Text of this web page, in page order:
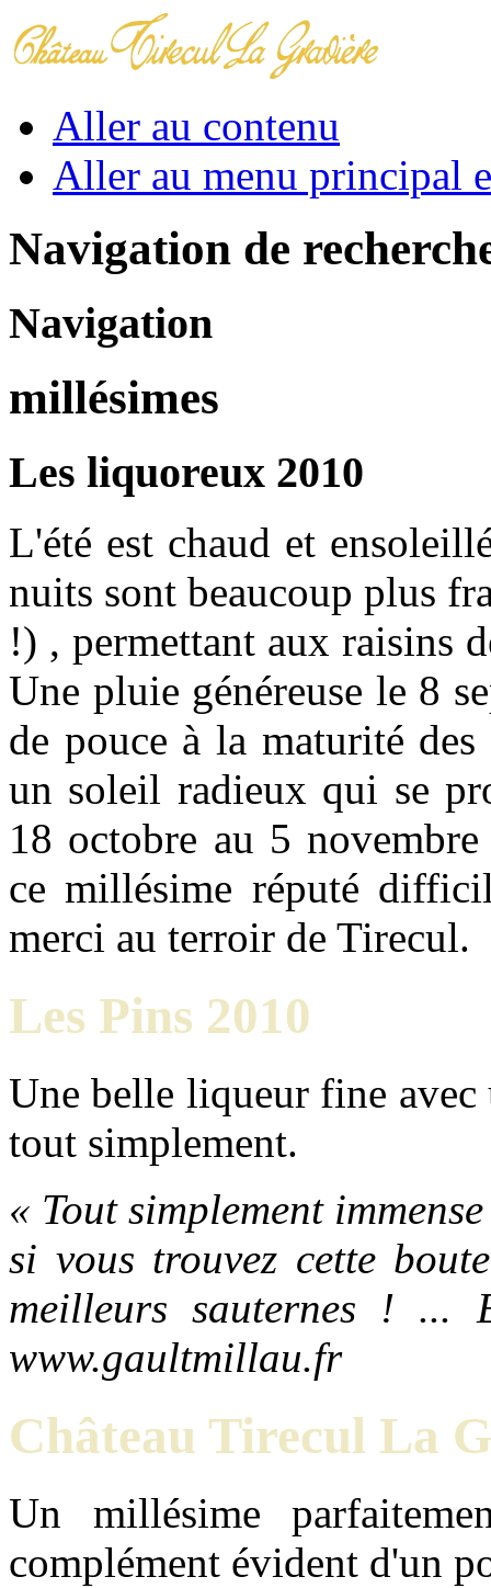
Aller au contenu
Aller au menu principal
Navigation de
Navigation
millésimes
Les liquoreux 2010
L'été est chaud et
nuits sont beaucoup plus
!) , permettant aux raisins
Une pluie généreuse le 8
de pouce à la maturité
un soleil radieux qui se
18 octobre au 5
ce millésime réputé
merci au terroir de Tirecul.
Les Pins 2010
Une belle liqueur fine
tout simplement.
« Tout simplement
si vous trouvez cette
meilleurs sauternes ! ...
www.gaultmillau.fr
Château Tirecul La
Un millésime
complément évident d'un